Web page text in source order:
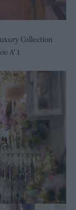
Collection
Α' 1